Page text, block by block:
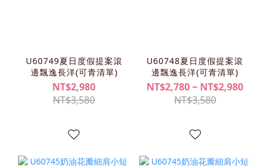
U60749夏日度假提案滾
邊飄逸長洋(可青清單)
NT$2,980
NT$3,580
U60748夏日度假提案滾
邊飄逸長洋(可青清單)
NT$2,780 ~ NT$2,980
NT$3,580